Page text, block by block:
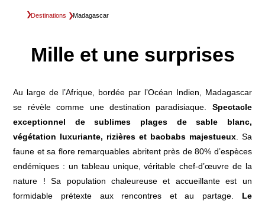
Destinations Madagascar
Mille et une surprises
Au large de l’Afrique, bordée par l’Océan Indien, Madagascar
se révèle comme une destination paradisiaque. Spectacle
exceptionnel de sublimes plages de sable blanc,
végétation luxuriante, rizières et baobabs majestueux. Sa
faune et sa flore remarquables abritent près de 80% d’espèces
endémiques : un tableau unique, véritable chef-d’œuvre de la
nature ! Sa population chaleureuse et accueillante est un
formidable prétexte aux rencontres et au partage. Le